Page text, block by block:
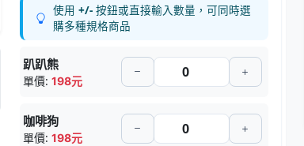
使用+/- 按鈕或直接輸入數量，可同時選
購多種規格商品
趴趴熊
單價:198元
咖啡狗
單價:198元